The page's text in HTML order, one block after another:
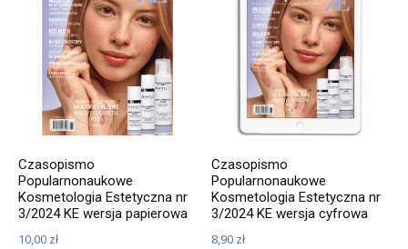
Czasopismo
Popularnonaukowe
Kosmetologia Estetyczna nr
3/2024 KE wersja papierowa
10,00 zł
Czasopismo
Popularnonaukowe
Kosmetologia Estetyczna nr
3/2024 KE wersja cyfrowa
8,90 zł